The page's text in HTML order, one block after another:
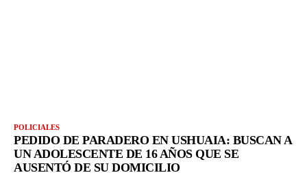
POLICIALES
PEDIDO DE PARADERO EN USHUAIA: BUSCAN A
UN ADOLESCENTE DE 16 AÑOS QUE SE
AUSENTÓ DE SU DOMICILIO